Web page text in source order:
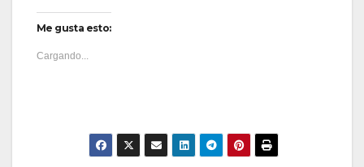
Me gusta esto:
Cargando...